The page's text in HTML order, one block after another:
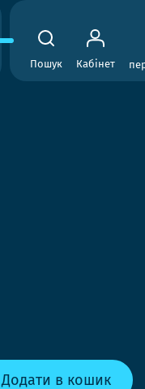
Пошук Кабінет
Додати в кошик